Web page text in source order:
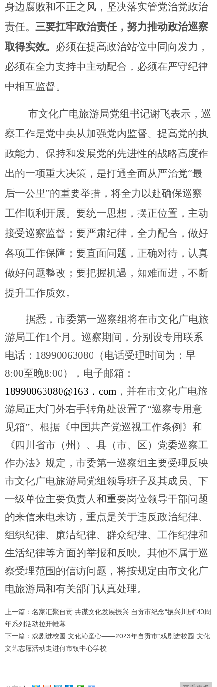
身边腐败和不正之风，坚决落实管党治党政治
责任。 三要扛牢政治责任，努力推动政治巡察
取得实效。 必须在提高政治站位中同向发力，
必须在全力支持中主动配合，必须在严守纪律
中相互监督。
市文化广电旅游局党组书记谢飞表示， 巡
察工作是党中央从加强党内监督、提高党的执
政能力、保持和发展党的先进性的战略高度作
出的一项重大决策， 是打通全面从严治党“最
后一公里”的重要举措， 将全力以赴确保巡察
工作顺利开展。要统一思想，摆正位置，主动
接受巡察监督；要严肃纪律，全力配合，做好
各项工作保障；要直面问题，正确对待，认真
做好问题整改；要把握机遇，知难而进，不断
提升工作质效。
据悉，市委第一巡察组将在市文化广电旅
游局工作1个月。巡察期间，分别设专用联系
电话： 18990063080 （电话受理时间为：早
8:00至晚8:00），电子邮箱：
18990063080@163 ． com ，并在市文化广电旅
游局正大门外右手转角处设置了“巡察专用意
见箱”。根据《中国共产党巡视工作条例》和
《四川省市（州）、县（市、区）党委巡察工
作办法》规定，市委第一巡察组主要受理反映
市文化广电旅游局党组领导班子及其成员、下
一级单位主要负责人和重要岗位领导干部问题
的来信来电来访，重点是关于违反政治纪律、
组织纪律、廉洁纪律、群众纪律、工作纪律和
生活纪律等方面的举报和反映。其他不属于巡
察受理范围的信访问题，将按规定由市文化广
电旅游局和有关部门认真处理。
上一篇：名家汇聚自贡 共谋文化发展振兴 自贡市纪念“振兴川剧”40周
年系列活动拉开帷幕
下一篇：戏剧进校园 文化沁童心——2023年自贡市“戏剧进校园”文化
文艺志愿活动走进何市镇中心学校